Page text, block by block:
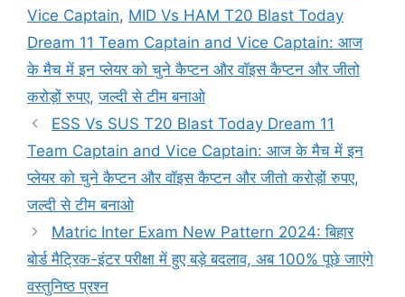
Vice Captain, MID Vs HAM T20 Blast Today
Dream 11 Team Captain and Vice Captain: आज
के मैच में इन प्लेयर को चुने कैप्टन और वॉइस कैप्टन और जीतो
करोड़ों रुपए,जल्दी से टीम बनाओ
ESS Vs SUS T20 Blast Today Dream 11
Team Captain and Vice Captain: आज के मैच में इन
प्लेयर को चुने कैप्टन और वॉइस कैप्टन और जीतो करोड़ों रुपए,
जल्दी से टीम बनाओ
Matric Inter Exam New Pattern 2024: बिहार
बोर्ड मैट्रिक-इंटर परीक्षा में हुए बड़े बदलाव, अब 100% पूछे जाएंगे
वस्तुनिष्ठ प्रश्न